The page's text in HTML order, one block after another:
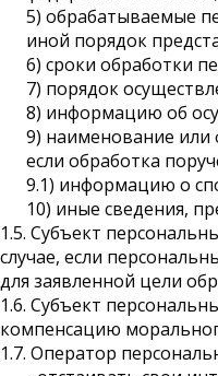
5) обрабатываемые
иной порядок
6) сроки обработки
7) порядок
8) информацию об
9) наименование или
если обработка
9.1) информацию о
10) иные сведения,
1.5. Субъект
случае, если
для заявленной цели
1.6. Субъект
компенсацию
1.7. Оператор